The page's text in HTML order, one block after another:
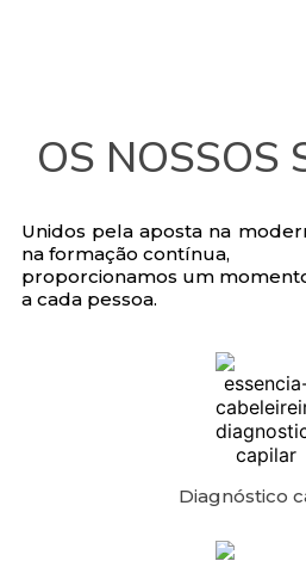
OS NOSSOS
Unidos pela aposta na
na formação contínua,
proporcionamos um
a cada pessoa.
Diagnóstico